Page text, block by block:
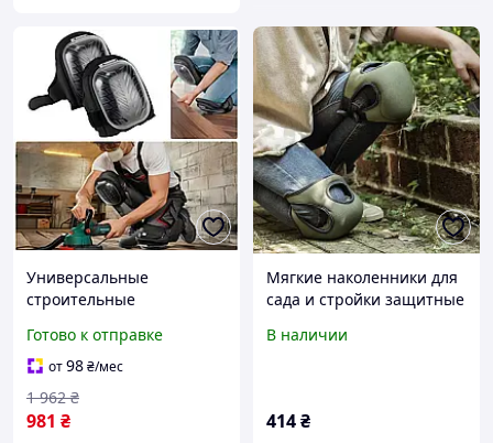
Универсальные
строительные
Parkside 2шт,
Наколенники рабочие,
Наколенники для
стройки, THO
Готово к отправке
от98₴/мес
981 ₴
1 962 ₴
Мягкие наколенники для
сада и стройки защитные
В наличии
414₴